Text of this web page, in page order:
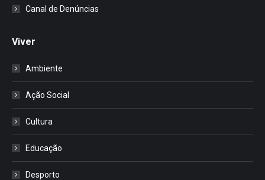
Canal de Denúncias
Viver
Ambiente
Ação Social
Cultura
Educação
Desporto